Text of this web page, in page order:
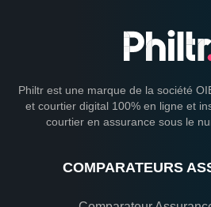
Philtr est une marque de la société
et courtier digital 100% en ligne et
courtier en assurance sous le
COMPARATEURS